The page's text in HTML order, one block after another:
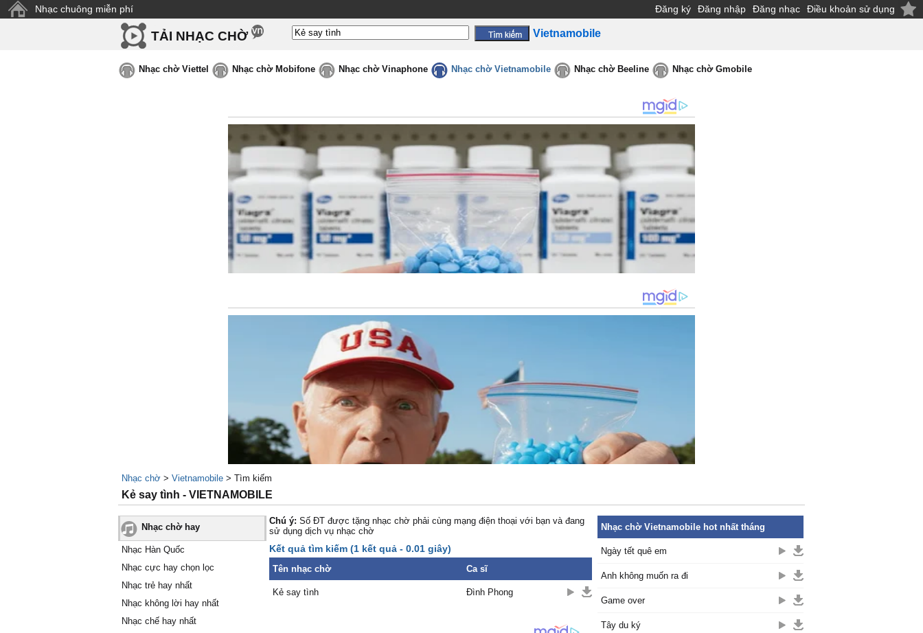
Nhạc chuông miễn phí Đăng ký Đăng nhập Đăng nhạc Điều khoản sử dụng
TẢI NHẠC CHỜ Vietnamobile
Nhạc chờ Viettel Nhạc chờ Mobifone Nhạc chờ Vinaphone Nhạc chờ Vietnamobile Nhạc chờ Beeline Nhạc chờ Gmobile
Nhạc chờ > Vietnamobile > Tìm kiếm
Kẻ say tình - VIETNAMOBILE
Nhạc chờ hay
Nhạc Hàn Quốc
Nhạc cực hay chọn lọc
Nhạc trẻ hay nhất
Nhạc không lời hay nhất
Nhạc chế hay nhất
Chú ý: Số ĐT được tặng nhạc chờ phải cùng mạng điện thoại với bạn và đang
sử dụng dịch vụ nhạc chờ
Kết quả tìm kiếm (1 kết quả - 0.01 giây)
Tên nhạc chờ Ca sĩ
Kẻ say tình Đình Phong
Nhạc chờ Vietnamobile hot nhất tháng
Ngày tết quê em
Anh không muốn ra đi
Game over
Tây du ký